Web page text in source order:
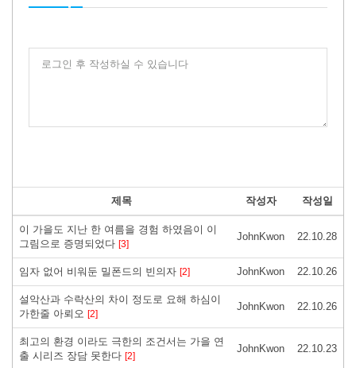
로그인 후 작성하실 수 있습니다
제목 작성자 작성일
이 가을도 지난 한 여름을 경험 하였음이 이
그림으로 증명되었다 [3]
JohnKwon 22.10.28
임자 없어 비워둔 밀폰드의 빈의자 [2] JohnKwon 22.10.26
설악산과 수락산의 차이 정도로 요해 하심이
가한줄 아뢰오 [2]
JohnKwon 22.10.26
최고의 환경 이라도 극한의 조건서는 가을 연
출 시리즈 장담 못한다 [2]
JohnKwon 22.10.23